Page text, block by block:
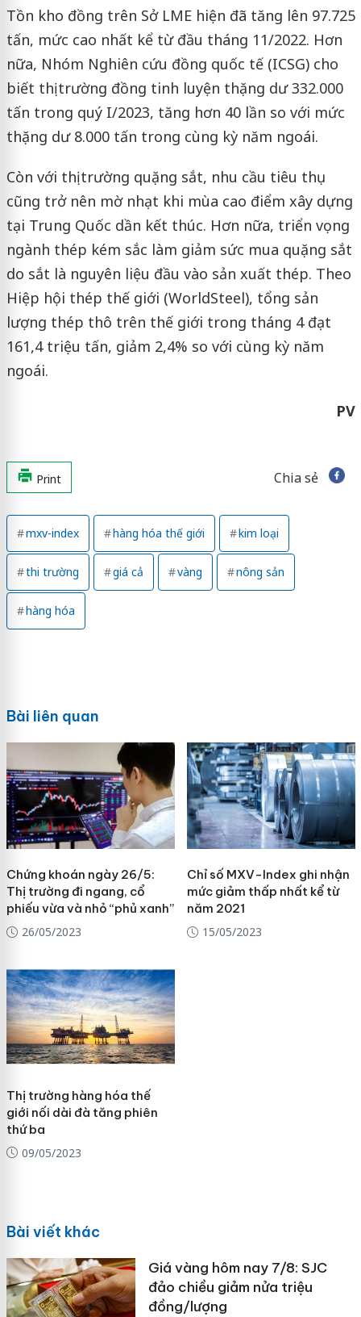
Tồn kho đồng trên Sở LME hiện đã tăng lên 97.725
tấn, mức cao nhất kể từ đầu tháng 11/2022. Hơn
nữa, Nhóm Nghiên cứu đồng quốc tế (ICSG) cho
biết thị trường đồng tinh luyện thặng dư 332.000
tấn trong quý I/2023, tăng hơn 40 lần so với mức
thặng dư 8.000 tấn trong cùng kỳ năm ngoái.
Còn với thị trường quặng sắt, nhu cầu tiêu thụ
cũng trở nên mờ nhạt khi mùa cao điểm xây dựng
tại Trung Quốc dần kết thúc. Hơn nữa, triển vọng
ngành thép kém sắc làm giảm sức mua quặng sắt
do sắt là nguyên liệu đầu vào sản xuất thép. Theo
Hiệp hội thép thế giới (WorldSteel), tổng sản
lượng thép thô trên thế giới trong tháng 4 đạt
161,4 triệu tấn, giảm 2,4% so với cùng kỳ năm
ngoái.
PV
Print Chia sẻ
mxv-index hàng hóa thế giới kim loại
thi trường giá cả vàng nông sản
hàng hóa
Bài liên quan
Chứng khoán ngày 26/5:
Thị trường đi ngang, cổ
phiếu vừa và nhỏ “phủ xanh”
26/05/2023
Chỉ số MXV-Index ghi nhận
mức giảm thấp nhất kể từ
năm 2021
15/05/2023
Thị trường hàng hóa thế
giới nối dài đà tăng phiên
thứ ba
09/05/2023
Bài viết khác
Giá vàng hôm nay 7/8: SJC
đảo chiều giảm nửa triệu
đồng/lượng